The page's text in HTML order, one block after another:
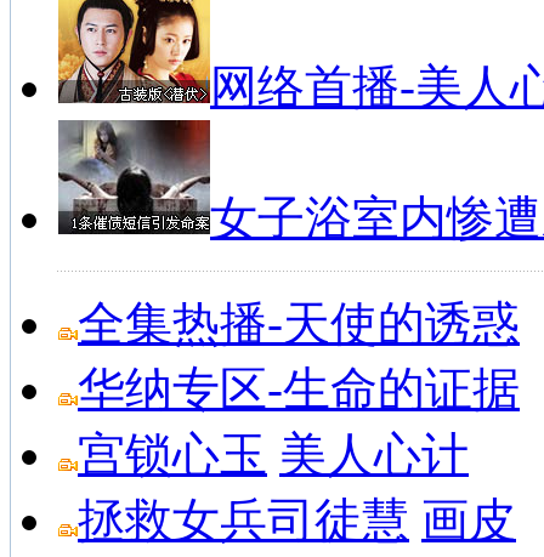
2010年陆续将有九场巡讲活动。
私募经理在线
私募基金排行榜 私募基金峰会
网络首播-美人
女子浴室内惨
全集热播-天使的诱惑
华纳专区-生命的证据
宫锁心玉 美人心计
拯救女兵司徒慧 画皮